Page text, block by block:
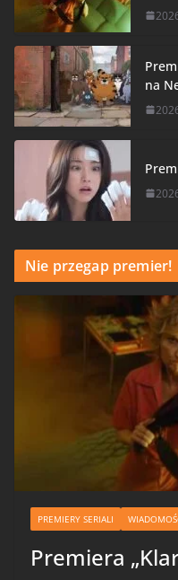
na
Nie przegap premier!
PREMIERY SERIALI
Premiera